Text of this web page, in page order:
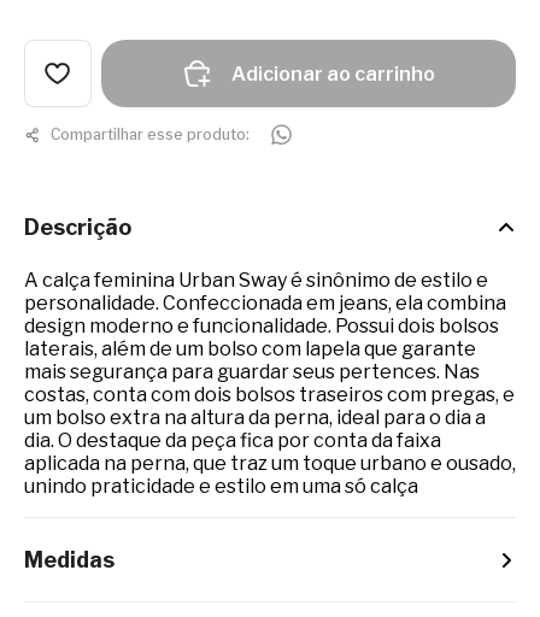
Adicionar ao carrinho
Compartilhar esse produto:
Descrição
A calça feminina Urban Sway é sinônimo de estilo e
personalidade. Confeccionada em jeans, ela combina
design moderno e funcionalidade. Possui dois bolsos
laterais, além de um bolso com lapela que garante
mais segurança para guardar seus pertences. Nas
costas, conta com dois bolsos traseiros com pregas, e
um bolso extra na altura da perna, ideal para o dia a
dia. O destaque da peça fica por conta da faixa
aplicada na perna, que traz um toque urbano e ousado,
unindo praticidade e estilo em uma só calça
Medidas